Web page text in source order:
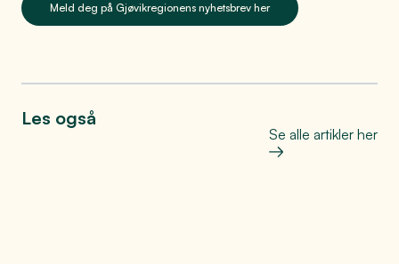
Meld deg på Gjøvikregionens nyhetsbrev her
Les også
Se alle artikler her